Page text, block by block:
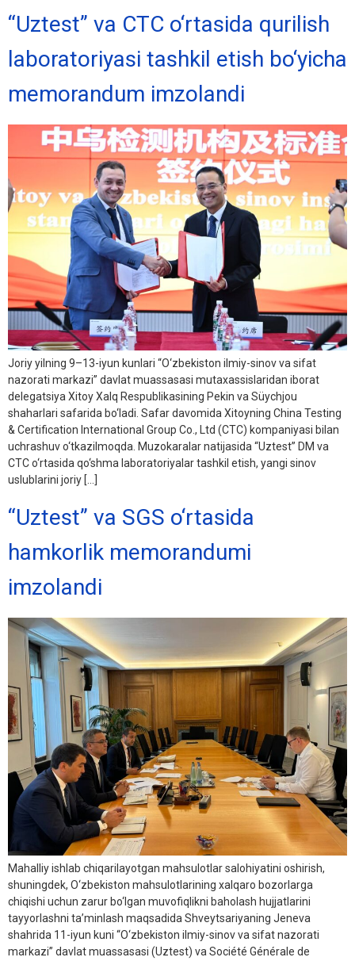
“Uztest” va CTC o‘rtasida qurilish
laboratoriyasi tashkil etish bo‘yicha
memorandum imzolandi
Joriy yilning 9–13-iyun kunlari “O‘zbekiston ilmiy-sinov va sifat
nazorati markazi” davlat muassasasi mutaxassislaridan iborat
delegatsiya Xitoy Xalq Respublikasining Pekin va Süychjou
shaharlari safarida bo‘ladi. Safar davomida Xitoyning China Testing
& Certification International Group Co., Ltd (CTC) kompaniyasi bilan
uchrashuv o‘tkazilmoqda. Muzokaralar natijasida “Uztest” DM va
CTC o‘rtasida qo‘shma laboratoriyalar tashkil etish, yangi sinov
uslublarini joriy […]
“Uztest” va SGS o‘rtasida
hamkorlik memorandumi
imzolandi
Mahalliy ishlab chiqarilayotgan mahsulotlar salohiyatini oshirish,
shuningdek, O‘zbekiston mahsulotlarining xalqaro bozorlarga
chiqishi uchun zarur bo‘lgan muvofiqlikni baholash hujjatlarini
tayyorlashni ta’minlash maqsadida Shveytsariyaning Jeneva
shahrida 11-iyun kuni “O‘zbekiston ilmiy-sinov va sifat nazorati
markazi” davlat muassasasi (Uztest) va Société Générale de